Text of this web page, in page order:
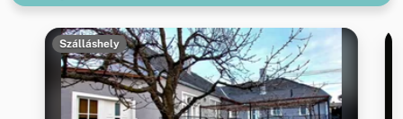
Szálláshely